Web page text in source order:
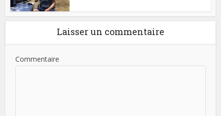
Laisser un commentaire
Commentaire